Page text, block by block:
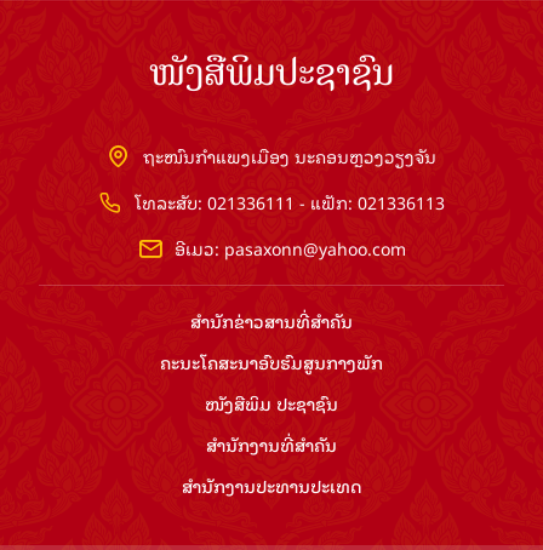
ໜັງສືພິມປະຊາຊົນ
ຖະໜົນກຳແພງເມືອງ ນະຄອນຫຼວງວຽງຈັນ
ໂທລະສັບ: 021336111 - ແຟັກ: 021336113
ອີເມວ: pasaxonn@yahoo.com
ສຳ​ນັກ​ຂ່າວ​ສານ​ທີ່​ສຳ​ຄັນ​
ຄະນະໂຄສະນາອົບຮົມ​ສູນ​ກາງ​ພັກ
ໜັງສືພິມ ປະ​ຊາ​ຊົນ
ສຳ​ນັກ​ງານ​ທີ່​ສຳ​ຄັນ
ສຳ​ນັກ​ງານ​ປະ​ທານ​ປະ​ເທດ